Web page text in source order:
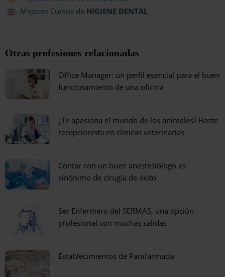
Mejores Cursos de HIGIENE DENTAL
Otras profesiones relacionadas
Office Manager: un perfil esencial para el buen
funcionamiento de una oficina
¿Te apasiona el mundo de los animales? Hazte
recepcionista en clínicas veterinarias
Contar con un buen anestesiólogo es
sinónimo de cirugía de éxito
Ser Enfermero del SERMAS, una opción
profesional con muchas salidas
Establecimientos de Parafarmacia